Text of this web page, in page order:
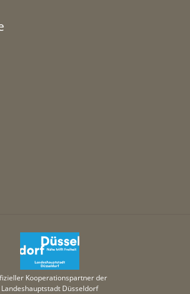
Kooperationspartner der
Landeshauptstadt Düsseldorf